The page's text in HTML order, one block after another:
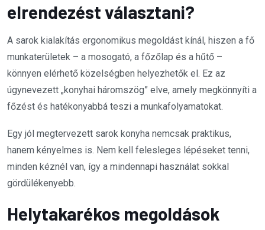
elrendezést választani?
A sarok kialakítás ergonomikus megoldást kínál, hiszen a fő
munkaterületek – a mosogató, a főzőlap és a hűtő –
könnyen elérhető közelségben helyezhetők el. Ez az
úgynevezett „konyhai háromszög” elve, amely megkönnyíti a
főzést és hatékonyabbá teszi a munkafolyamatokat.
Egy jól megtervezett sarok konyha nemcsak praktikus,
hanem kényelmes is. Nem kell felesleges lépéseket tenni,
minden kéznél van, így a mindennapi használat sokkal
gördülékenyebb.
Helytakarékos megoldások